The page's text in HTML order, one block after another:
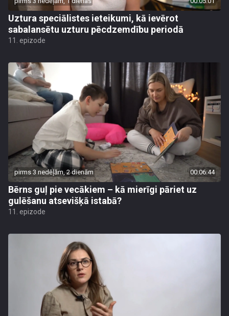
Uztura speciālistes ieteikumi, kā ievērot
sabalansētu uzturu pēcdzemdību periodā
11. epizode
pirms 3 nedēļām, 2 dienām 00:06:44
Bērns guļ pie vecākiem – kā mierīgi pāriet uz
gulēšanu atsevišķā istabā?
11. epizode